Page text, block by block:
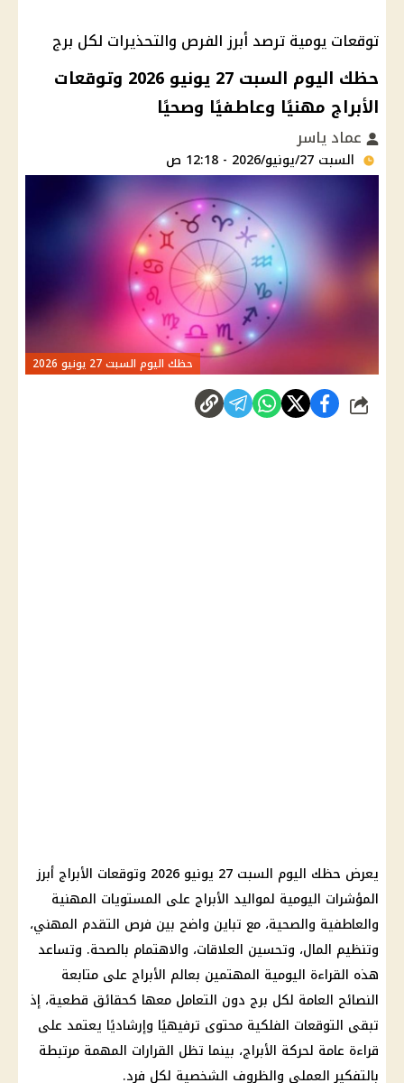
توقعات يومية ترصد أبرز الفرص والتحذيرات لكل برج
حظك اليوم السبت 27 يونيو 2026 وتوقعات
الأبراج مهنيًا وعاطفيًا وصحيًا
عماد ياسر
السبت 27/يونيو/2026 - 12:18 ص
حظك اليوم السبت 27 يونيو 2026
شارك
يعرض حظك اليوم السبت 27 يونيو 2026 وتوقعات الأبراج أبرز
المؤشرات اليومية لمواليد الأبراج على المستويات المهنية
والعاطفية والصحية، مع تباين واضح بين فرص التقدم المهني،
وتنظيم المال، وتحسين العلاقات، والاهتمام بالصحة. وتساعد
هذه القراءة اليومية المهتمين بعالم الأبراج على متابعة
النصائح العامة لكل برج دون التعامل معها كحقائق قطعية، إذ
تبقى التوقعات الفلكية محتوى ترفيهيًا وإرشاديًا يعتمد على
قراءة عامة لحركة الأبراج، بينما تظل القرارات المهمة مرتبطة
بالتفكير العملي والظروف الشخصية لكل فرد.